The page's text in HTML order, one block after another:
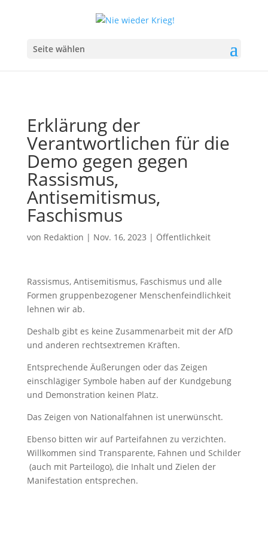
Seite wählen
Erklärung der
Verantwortlichen für die
Demo gegen gegen
Rassismus,
Antisemitismus,
Faschismus
von Redaktion | Nov. 16, 2023 | Öffentlichkeit
Rassismus, Antisemitismus, Faschismus und alle
Formen gruppenbezogener Menschenfeindlichkeit
lehnen wir ab.
Deshalb gibt es keine Zusammenarbeit mit der AfD
und anderen rechtsextremen Kräften.
Entsprechende Äußerungen oder das Zeigen
einschlägiger Symbole haben auf der Kundgebung
und Demonstration keinen Platz.
Das Zeigen von Nationalfahnen ist unerwünscht.
Ebenso bitten wir auf Parteifahnen zu verzichten.
Willkommen sind Transparente, Fahnen und Schilder
(auch mit Parteilogo), die Inhalt und Zielen der
Manifestation entsprechen.